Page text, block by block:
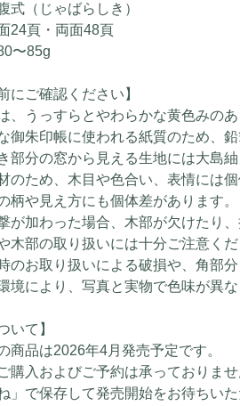
式（じゃばらしき）
24頁・両面48頁
〜85g
にご確認ください】
、うっすらとやわらかな黄色みの
御朱印帳に使われる紙質のため、
部分の窓から見える生地には大島
のため、木目や色合い、表情には個
柄や見え方にも個体差があります。
が加わった場合、木部が欠けたり
木部の取り扱いには十分ご注意くだ
のお取り扱いによる破損や、角部
境により、写真と実物で色味が異
いて】
商品は2026年4月発売予定です。
購入およびご予約は承っておりませ
」で保存して発売開始をお待ちいた